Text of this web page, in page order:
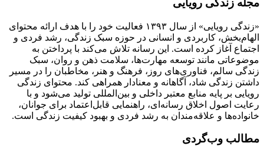
مجله زندگی رویایی
«زندگی رویایی» از سال ۱۳۹۳ فعالیت خود را با هدف ارائه محتوای
الهام‌بخش، کاربردی و انسانی در حوزه سبک زندگی، رشد فردی و
اجتماع آغاز کرده است. این رسانه تلاش می‌کند با پرداختن به
موضوعاتی مانند توسعه مهارت‌ها، سلامت ذهن و روان، سبک
زندگی سالم، فناوری‌های روز، فرهنگ و هنر، مخاطبان را در مسیر
داشتن زندگی شاد، آگاهانه و معنادار همراهی کند. محتوای زندگی
رویایی بر پایه منابع معتبر داخلی و بین‌المللی تولید می‌شود و با
رعایت اصول اخلاق رسانه‌ای، راهنمایی قابل‌اعتماد برای جوانان،
خانواده‌ها و علاقه‌مندان به رشد فردی و بهبود کیفیت زندگی است.
مطالب وب‌گردی